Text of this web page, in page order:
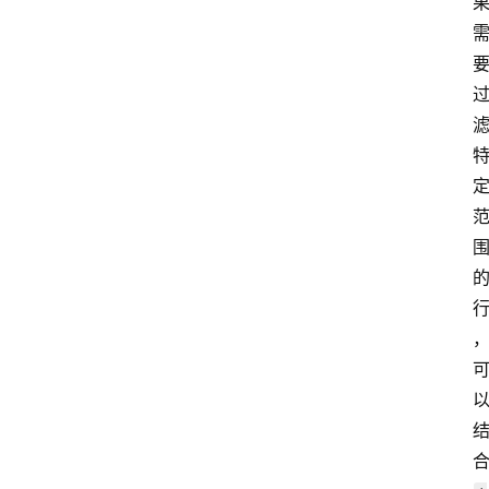
需
要
过
滤
特
定
范
围
的
行
，
可
以
结